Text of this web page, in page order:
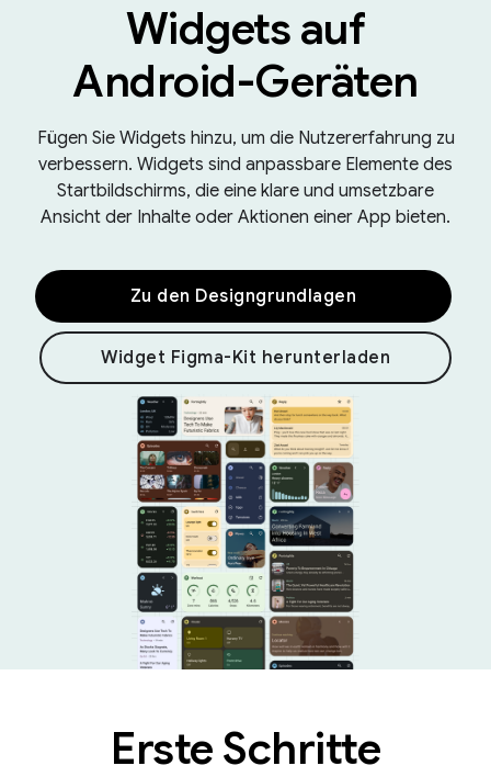
Widgets auf
Android-Geräten
Fügen Sie Widgets hinzu, um die Nutzererfahrung zu
verbessern. Widgets sind anpassbare Elemente des
Startbildschirms, die eine klare und umsetzbare
Ansicht der Inhalte oder Aktionen einer App bieten.
Zu den Designgrundlagen
Widget Figma-Kit herunterladen
Erste Schritte